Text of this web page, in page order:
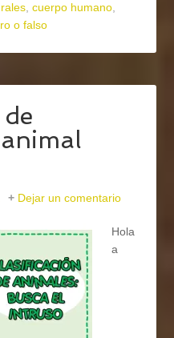
,cuerpo humano,
o falso
Dejar un comentario
Hola
a